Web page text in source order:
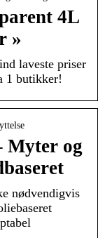
4L
»
laveste priser
1 butikker!
Myter og
nødvendigvis